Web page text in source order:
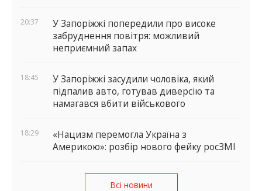
20:37
У Запоріжжі попередили про високе
забруднення повітря: можливий
неприємний запах
18:45
У Запоріжжі засудили чоловіка, який
підпалив авто, готував диверсію та
намагався вбити військового
18:29
«Нацизм перемогла Україна з
Америкою»: розбір нового фейку росЗМІ
Всі новини